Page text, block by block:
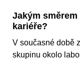
Jakým
kariéře?
V současné době
skupinu okolo